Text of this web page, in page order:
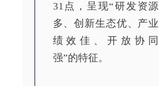
31点，呈现“研发资源
多、创新生态优、产业
绩效佳、开放协同
强”的特征。